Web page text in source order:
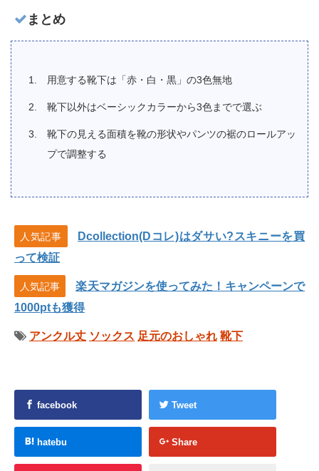
まとめ
用意する靴下は「赤・白・黒」の3色無地
靴下以外はベーシックカラーから3色までで選ぶ
靴下の見える面積を靴の形状やパンツの裾のロールアッ
プで調整する
人気記事
Dcollection(Dコレ)はダサい?スキニーを買
って検証
人気記事
楽天マガジンを使ってみた！キャンペーンで
1000ptも獲得
アンクル丈 ソックス 足元のおしゃれ 靴下
facebook Tweet
hatebu Share